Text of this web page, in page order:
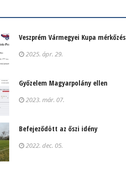
Veszprém Vármegyei Kupa mérkőzés
2025. ápr. 29.
Győzelem Magyarpolány ellen
2023. már. 07.
Befejeződött az őszi idény
2022. dec. 05.